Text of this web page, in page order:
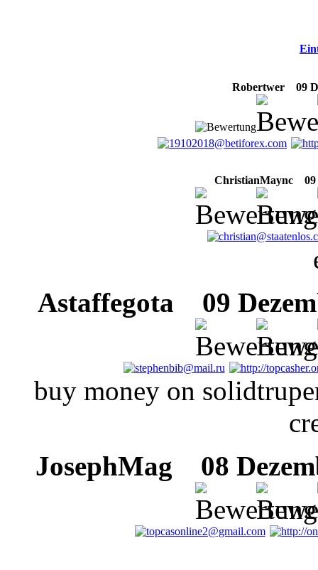
Robertwer 09
ChristianMaync 09
Astaffegota
09
buy money on
JosephMag
08